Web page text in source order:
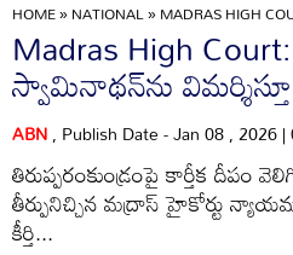
HOME»NATIONAL»MADRAS HIGH
Madras High Court:
స్వామినాథన్‌ను
ABN, Publish Date - Jan 08 , 2026
తిరుప్పరంకుండ్రంపై కార్తీక దీపం
తీర్పునిచ్చిన మద్రాస్‌ హైకోర్టు
కీర్తి...